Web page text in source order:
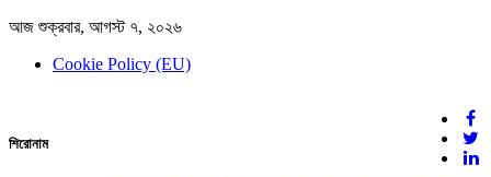
আজ শুক্রবার, আগস্ট ৭, ২০২৬
Cookie Policy (EU)
দেশের খবর
যুক্ত থাকুন দেশের সঙ্গে
শিরোনাম